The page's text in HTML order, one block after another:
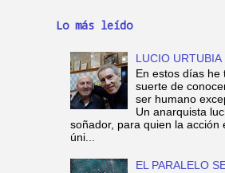
Lo más leído
LUCIO URTUBIA
En estos días he
suerte de
ser humano
Un anarquista
soñador, para quien la acción
úni...
EL PARALELO